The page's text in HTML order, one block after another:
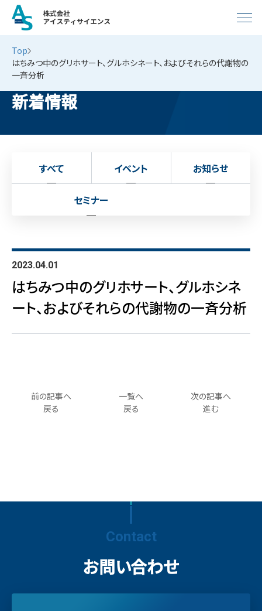
Top
はちみつ中のグリホサート、グルホシネート、およびそれらの代謝物の
一斉分析
新着情報
すべて イベント お知らせ
セミナー
2023.04.01
はちみつ中のグリホサート、グルホシネ
ート、およびそれらの代謝物の一斉分析
一覧へ
戻る
前の記事へ
戻る
次の記事へ
進む
Contact
お問い合わせ